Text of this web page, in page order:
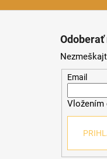
Email
Vložením